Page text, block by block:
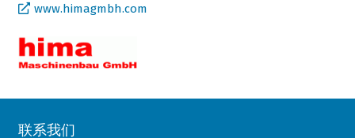
www.himagmbh.com
联系我们